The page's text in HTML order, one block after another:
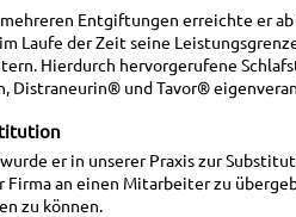
Entgiftungen erreichte er
Laufe der Zeit seine
Hierdurch hervorgerufene
Distraneurin® und Tavor®
er in unserer Praxis zur
Firma an einen Mitarbeiter zu
zu können.